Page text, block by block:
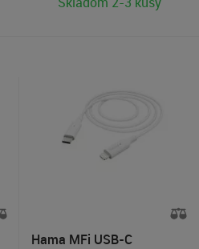
Hama MFi USB-C